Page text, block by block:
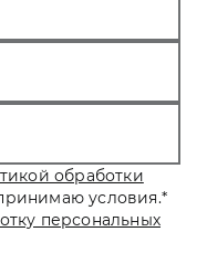
обработки
условия.*
персональных